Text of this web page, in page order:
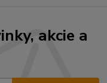
akcie a